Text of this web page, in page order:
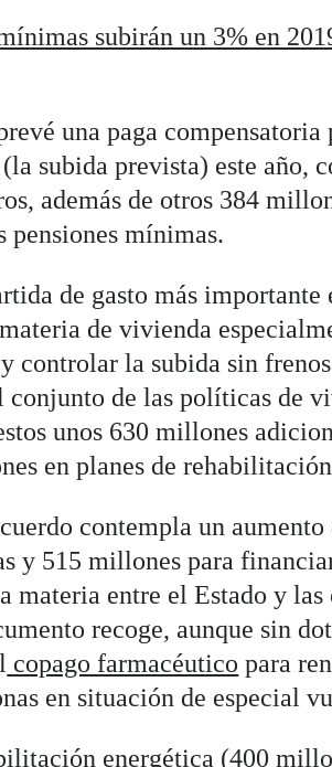
subirán un 3% en
una paga compensatoria
(la subida prevista) este año,
además de otros 384
pensiones mínimas.
de gasto más importante
de vivienda
controlar la subida sin
conjunto de las políticas de
unos 630 millones
en planes de
contempla un
y 515 millones para
materia entre el Estado y
recoge, aunque sin
copago farmacéutico para
en situación de especial
energética (400